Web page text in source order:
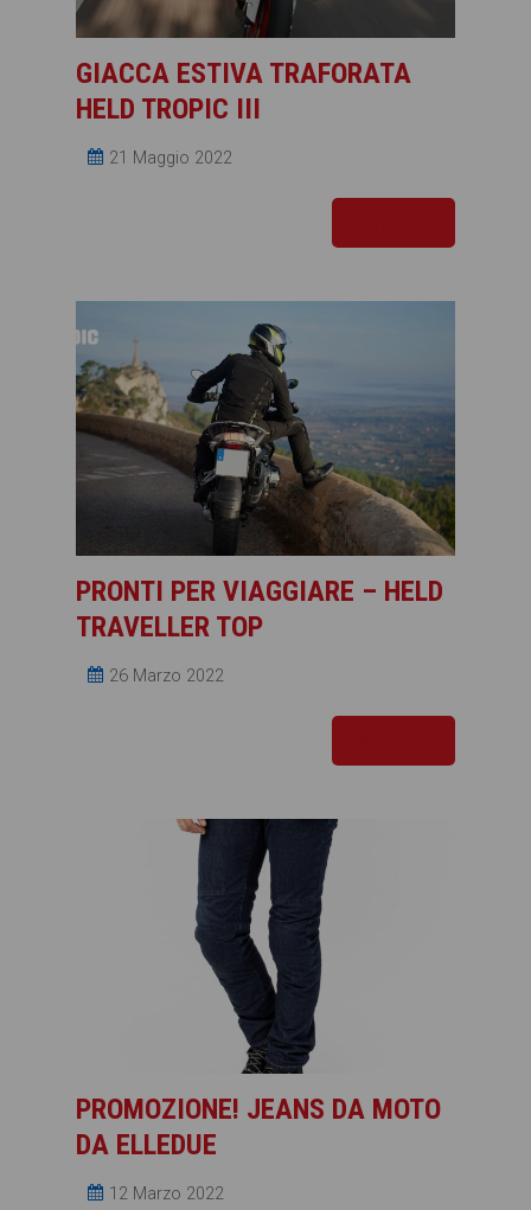
GIACCA ESTIVA TRAFORATA
HELD TROPIC III
21 Maggio 2022
PRONTI PER VIAGGIARE – HELD
TRAVELLER TOP
26 Marzo 2022
PROMOZIONE! JEANS DA MOTO
DA ELLEDUE
12 Marzo 2022